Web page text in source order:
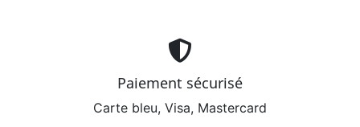
Paiement sécurisé
Carte bleu, Visa, Mastercard